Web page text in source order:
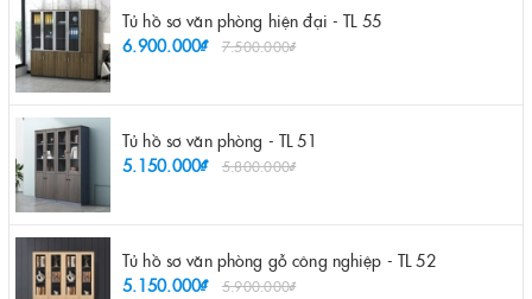
Tủ hồ sơ văn phòng hiện đại - TL 55
6.900.000₫
7.500.000₫
Tủ hồ sơ văn phòng - TL 51
5.150.000₫
5.800.000₫
Tủ hồ sơ văn phòng gỗ công nghiệp - TL 52
5.150.000₫
5.900.000₫